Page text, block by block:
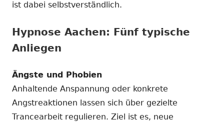
ist dabei selbstverständlich.
Hypnose Aachen: Fünf typische
Anliegen
Ängste und Phobien
Anhaltende Anspannung oder konkrete
Angstreaktionen lassen sich über gezielte
Trancearbeit regulieren. Ziel ist es, neue